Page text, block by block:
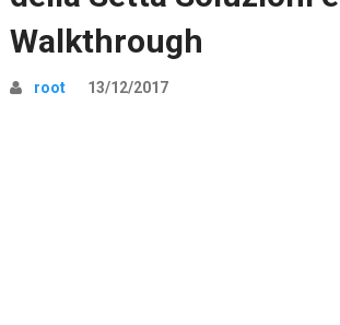
Walkthrough
root 13/12/2017